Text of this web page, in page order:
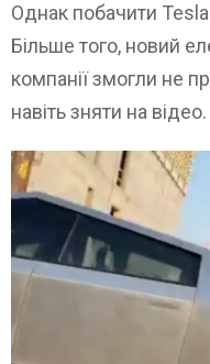
Однак побачити
Більше того, новий
компанії змогли не
навіть зняти на відео.